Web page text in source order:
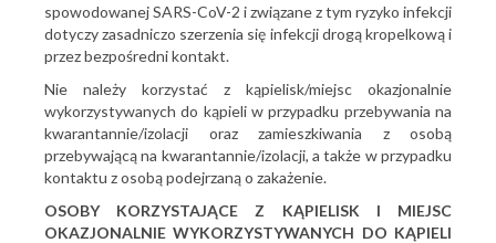
spowodowanej SARS-CoV-2 i związane z tym ryzyko infekcji
dotyczy zasadniczo szerzenia się infekcji drogą kropelkową i
przez bezpośredni kontakt.
Nie należy korzystać z kąpielisk/miejsc okazjonalnie
wykorzystywanych do kąpieli w przypadku przebywania na
kwarantannie/izolacji oraz zamieszkiwania z osobą
przebywającą na kwarantannie/izolacji, a także w przypadku
kontaktu z osobą podejrzaną o zakażenie.
OSOBY KORZYSTAJĄCE Z KĄPIELISK I MIEJSC
OKAZJONALNIE WYKORZYSTYWANYCH DO KĄPIELI